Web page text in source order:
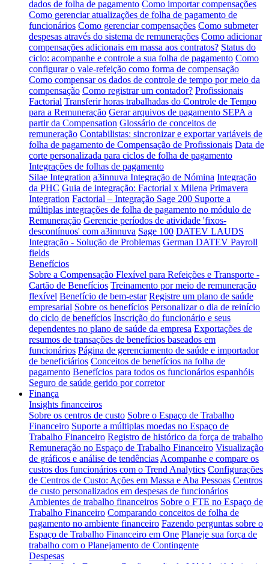
dados de folha de pagamento Como importar compensações
Como gerenciar atualizações de folha de pagamento de
funcionários Como gerenciar compensações Como submeter
despesas através do sistema de remunerações Como adicionar
compensações adicionais em massa aos contratos? Status do
ciclo: acompanhe e controle a sua folha de pagamento Como
configurar o vale-refeição como forma de compensação
Como compensar os dados de controle de tempo por meio da
compensação Como registrar um contador? Profissionais
Factorial Transferir horas trabalhadas do Controle de Tempo
para a Remuneração Gerar arquivos de pagamento SEPA a
partir da Compensation Glossário de conceitos de
remuneração Contabilistas: sincronizar e exportar variáveis de
folha de pagamento de Compensação de Profissionais Data de
corte personalizada para ciclos de folha de pagamento
Integrações de folhas de pagamento
Silae Integration a3innuva Integração de Nómina Integração
da PHC Guia de integração: Factorial x Milena Primavera
Integration Factorial – Integração Sage 200 Suporte a
múltiplas integrações de folha de pagamento no módulo de
Remuneração Gerencie períodos de atividade 'fixos-
descontínuos' com a3innuva Sage 100 DATEV LAUDS
Integração - Solução de Problemas German DATEV Payroll
fields
Benefícios
Sobre a Compensação Flexível para Refeições e Transporte -
Cartão de Benefícios Treinamento por meio de remuneração
flexível Benefício de bem-estar Registre um plano de saúde
empresarial Sobre os benefícios Personalizar o dia de reinício
do ciclo de benefícios Inscrição do funcionário e seus
dependentes no plano de saúde da empresa Exportações de
resumos de transações de benefícios baseados em
funcionários Página de gerenciamento de saúde e importador
de beneficiários Conceitos de benefícios na folha de
pagamento Benefícios para todos os funcionários espanhóis
Seguro de saúde gerido por corretor
Finança
Insights financeiros
Sobre os centros de custo Sobre o Espaço de Trabalho
Financeiro Suporte a múltiplas moedas no Espaço de
Trabalho Financeiro Registro de histórico da força de trabalho
Remuneração no Espaço de Trabalho Financeiro Visualização
de gráficos e análise de tendências Acompanhe e compare os
custos dos funcionários com o Trend Analytics Configurações
de Centros de Custo: Ações em Massa e Aba Pessoas Centros
de custo personalizados em despesas de funcionários
Ambientes de trabalho financeiros Sobre o FTE no Espaço de
Trabalho Financeiro Comparando conceitos de folha de
pagamento no ambiente financeiro Fazendo perguntas sobre o
Espaço de Trabalho Financeiro em One Planeje sua força de
trabalho com o Planejamento de Contingente
Despesas